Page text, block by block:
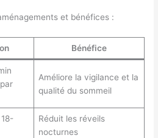
et bénéfices :
Bénéfice
Améliore la vigilance et la
qualité du sommeil
Réduit les réveils
nocturnes